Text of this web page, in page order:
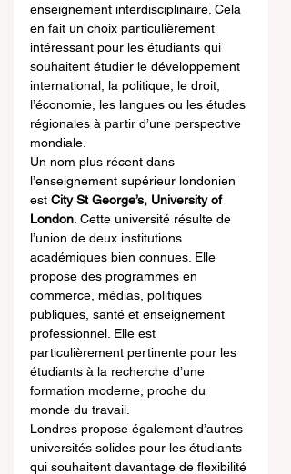
enseignement interdisciplinaire. Cela
en fait un choix particulièrement
intéressant pour les étudiants qui
souhaitent étudier le développement
international, la politique, le droit,
l’économie, les langues ou les études
régionales à partir d’une perspective
mondiale.
Un nom plus récent dans
l’enseignement supérieur londonien
est City St George’s, University of
London . Cette université résulte de
l’union de deux institutions
académiques bien connues. Elle
propose des programmes en
commerce, médias, politiques
publiques, santé et enseignement
professionnel. Elle est
particulièrement pertinente pour les
étudiants à la recherche d’une
formation moderne, proche du
monde du travail.
Londres propose également d’autres
universités solides pour les étudiants
qui souhaitent davantage de flexibilité